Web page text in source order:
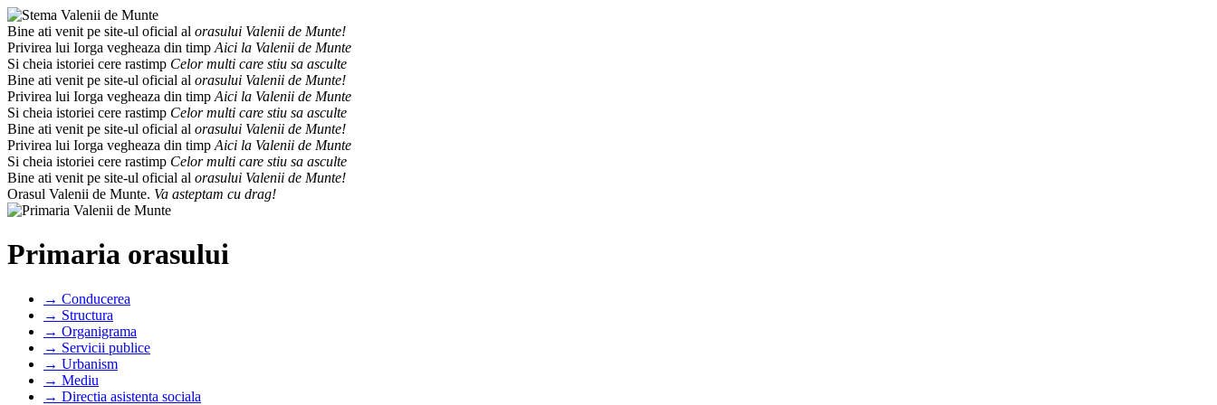
Bine ati venit pe site-ul oficial al orasului Valenii de Munte!
Privirea lui Iorga vegheaza din timp Aici la Valenii de Munte
Si cheia istoriei cere rastimp Celor multi care stiu sa asculte
Bine ati venit pe site-ul oficial al orasului Valenii de Munte!
Privirea lui Iorga vegheaza din timp Aici la Valenii de Munte
Si cheia istoriei cere rastimp Celor multi care stiu sa asculte
Bine ati venit pe site-ul oficial al orasului Valenii de Munte!
Privirea lui Iorga vegheaza din timp Aici la Valenii de Munte
Si cheia istoriei cere rastimp Celor multi care stiu sa asculte
Bine ati venit pe site-ul oficial al orasului Valenii de Munte!
Orasul Valenii de Munte. Va asteptam cu drag!
Primaria orasului
→ Conducerea
→ Structura
→ Organigrama
→ Servicii publice
→ Urbanism
→ Mediu
→ Directia asistenta sociala